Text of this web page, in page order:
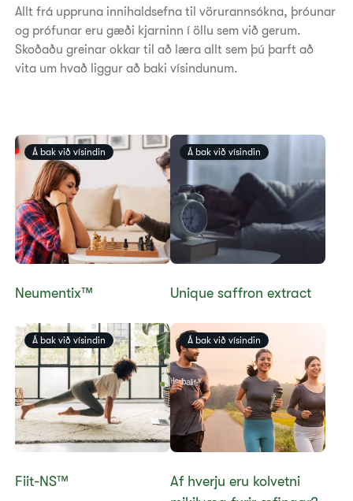
Allt frá uppruna innihaldsefna til vörurannsókna, þróunar
og prófunar eru gæði kjarninn í öllu sem við gerum.
Skoðaðu greinar okkar til að læra allt sem þú þarft að
vita um hvað liggur að baki vísindunum.
Á bak við vísindin
Neumentix™​
Á bak við vísindin
​​​Unique saffron extract
Á bak við vísindin
Fiit-NS™​
Á bak við vísindin
​​Af hverju eru kolvetni